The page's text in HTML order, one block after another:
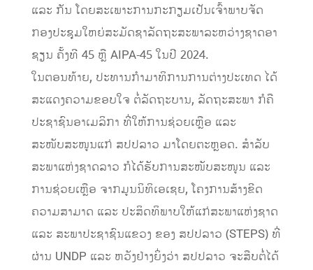
ແລະ ກັນ ໂດຍສະເພາະການກະກຽມເປັນເຈົ້າພາບຈັດ
ກອງປະຊຸມໃຫຍ່ສະມັດຊາລັດຖະສະພາລະຫວ່າງຊາດອາ
ຊຽນ ຄັ້ງທີ 45 ຫຼື AIPA-45 ໃນປີ 2024.
ໃນຕອນທ້າຍ, ປະທານກໍາມາທິການການຕ່າງປະເທດ ໄດ້
ສະແດງຄວາມຂອບໃຈ ຕໍ່ລັດຖະບານ, ລັດຖະສະພາ ກໍຄື
ປະຊາຊົນອາເມລິກາ ທີ່ໃຫ້ການຊ່ວຍເຫຼືອ ແລະ
ສະໜັບສະໜູນແກ່ ສປປລາວ ມາໂດຍຕະຫຼອດ. ສຳລັບ
ສະພາແຫ່ງຊາດລາວ ກໍໄດ້ຮັບການສະໜັບສະໜູນ ແລະ
ການຊ່ວຍເຫຼືອ ຈາກມູນນິທິເອເຊຍ, ໂຄງການສ້າງຂີດ
ຄວາມສາມາດ ແລະ ປະສິດທິພາບໃຫ້ແກ່ສະພາແຫ່ງຊາດ
ແລະ ສະພາປະຊາຊົນແຂວງ ຂອງ ສປປລາວ (STEPS) ທີ່
ຜ່ານ UNDP ແລະ ຫວັງຢ່າງຍິ່ງວ່າ ສປປລາວ ຈະສືບຕໍ່ໄດ້